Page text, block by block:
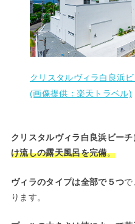
クリスタルヴィラ白良浜
(画像提供：楽天トラベル)
クリスタルヴィラ白良浜ビーチ
け流しの露天風呂を完備。
ヴィラのタイプは全部で５つで
ります。